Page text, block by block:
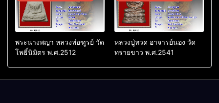
พระนางพญา หลวงพ่อฑูรย์ วัด
โพธิ์นิมิตร พ.ศ.2512
หลวงปู่ทวด อาจารย์นอง วัด
ทรายขาว พ.ศ.2541